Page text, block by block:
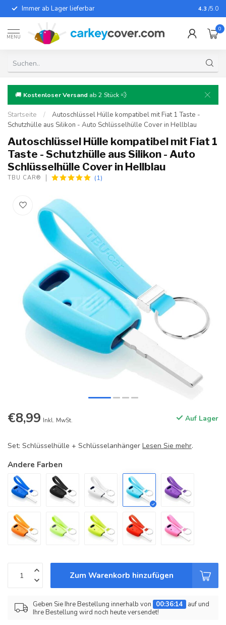
Immer ab Lager lieferbar Für fast
4.3 /5.0
MENU
0
🚚 Kostenloser Versand ab 2 Stück 💨
Startseite /
Autoschlüssel Hülle kompatibel mit Fiat 1 Taste -
Schutzhülle aus Silikon - Auto Schlüsselhülle Cover in Hellblau
Autoschlüssel Hülle kompatibel mit Fiat 1
Taste - Schutzhülle aus Silikon - Auto
Schlüsselhülle Cover in Hellblau
TBU CAR® (1)
€8,99 Inkl. MwSt. Auf Lager
Set: Schlüsselhülle + Schlüsselanhänger Lesen Sie mehr.
Andere Farben
Zum Warenkorb hinzufügen
Geben Sie Ihre Bestellung innerhalb von 00:36:14
auf und
Ihre Bestellung wird noch heute versendet!